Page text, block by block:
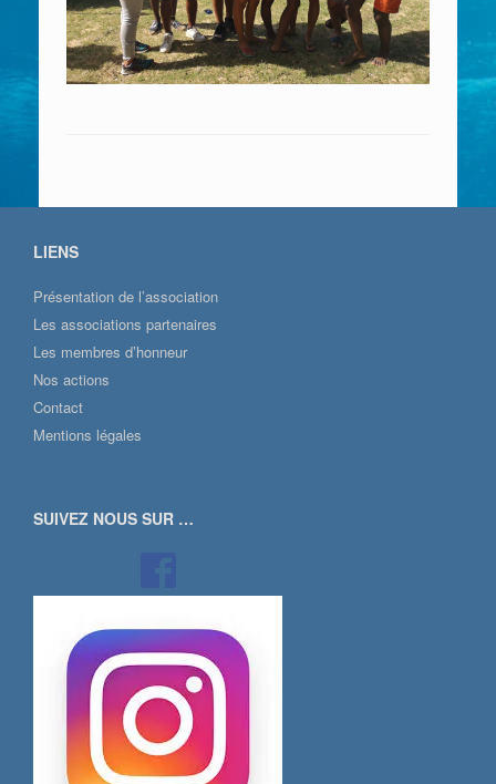
LIENS
Présentation de l’association
Les associations partenaires
Les membres d’honneur
Nos actions
Contact
Mentions légales
SUIVEZ NOUS SUR …